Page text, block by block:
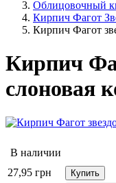
Облицовочный
Кирпич Фагот
Кирпич Фагот
Кирпич
слоновая
В наличии
27,95 грн
Купить